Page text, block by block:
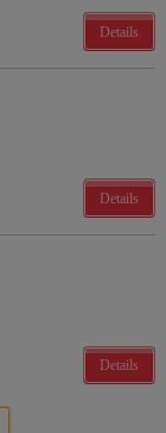
Details
Details
Details